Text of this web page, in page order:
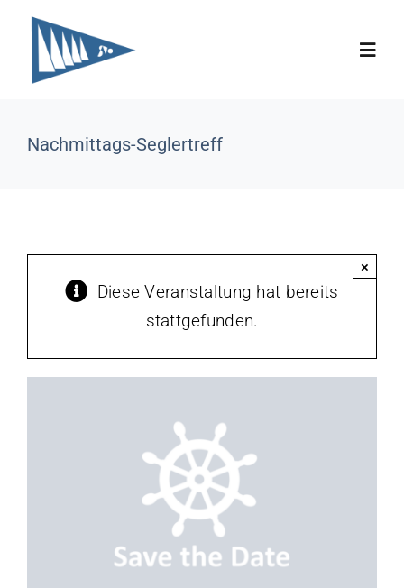
Zum
Inhalt
springen
Regatten
Unser Revier
Nachmittags-Seglertreff
Diese Veranstaltung hat bereits
stattgefunden.
×